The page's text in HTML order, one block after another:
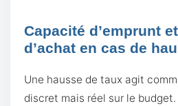
Capacité d’emprunt
d’achat en cas de
Une hausse de taux agit
discret mais réel sur le